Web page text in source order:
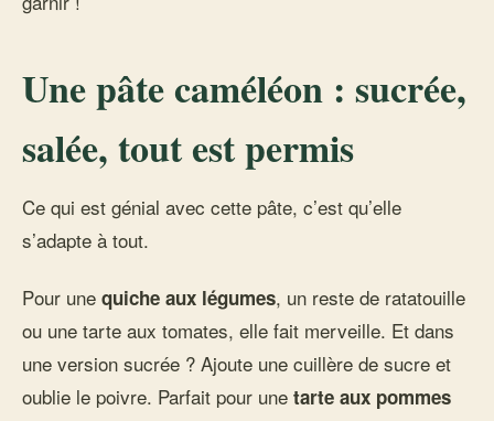
Une pâte caméléon : sucrée,
salée, tout est permis
Ce qui est génial avec cette pâte, c’est qu’elle
s’adapte à tout.
Pour une quiche aux légumes, un reste de ratatouille
ou une tarte aux tomates, elle fait merveille. Et dans
une version sucrée ? Ajoute une cuillère de sucre et
oublie le poivre. Parfait pour une tarte aux pommes